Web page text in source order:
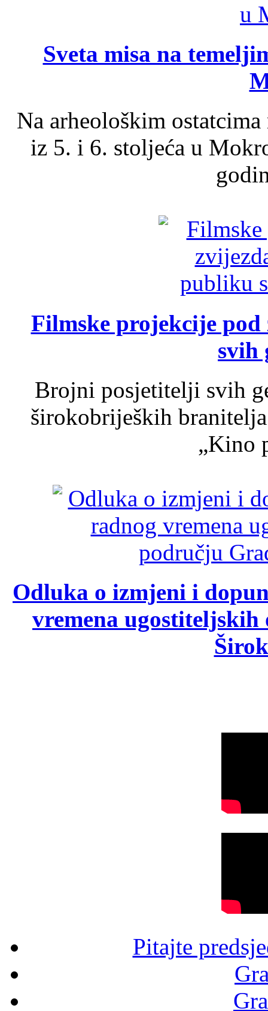
Sveta misa na
Na arheološkim
iz 5. i 6. stoljeća u
Filmske projekcije
svih
Brojni posjetitelji svih
širokobrijeških
„Kino
Odluka o izmjeni i
vremena
Pitajte